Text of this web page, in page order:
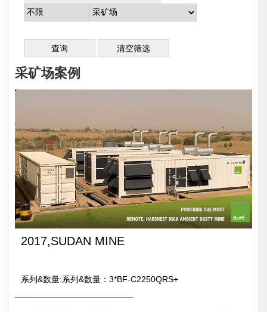
采矿场案例
2017,SUDAN MINE
系列&数量:系列&数量：3*BF-C2250QRS+